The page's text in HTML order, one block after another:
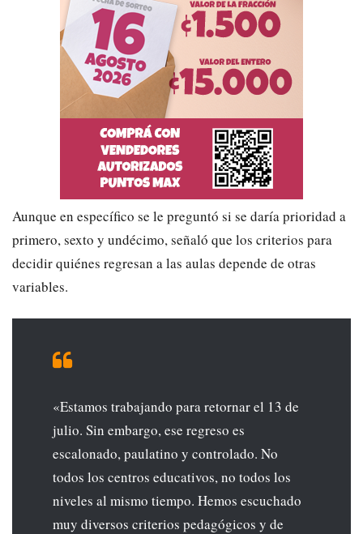
Aunque en específico se le preguntó si se daría prioridad a
primero, sexto y undécimo, señaló que los criterios para
decidir quiénes regresan a las aulas depende de otras
variables.
«Estamos trabajando para retornar el 13 de
julio. Sin embargo, ese regreso es
escalonado, paulatino y controlado. No
todos los centros educativos, no todos los
niveles al mismo tiempo. Hemos escuchado
muy diversos criterios pedagógicos y de